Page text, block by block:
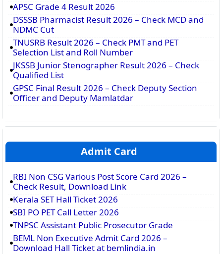
APSC Grade 4 Result 2026
DSSSB Pharmacist Result 2026 – Check MCD and
NDMC Cut
TNUSRB Result 2026 – Check PMT and PET
Selection List and Roll Number
JKSSB Junior Stenographer Result 2026 – Check
Qualified List
GPSC Final Result 2026 – Check Deputy Section
Officer and Deputy Mamlatdar
Admit Card
RBI Non CSG Various Post Score Card 2026 –
Check Result, Download Link
Kerala SET Hall Ticket 2026
SBI PO PET Call Letter 2026
TNPSC Assistant Public Prosecutor Grade
BEML Non Executive Admit Card 2026 –
Download Hall Ticket at bemlindia.in